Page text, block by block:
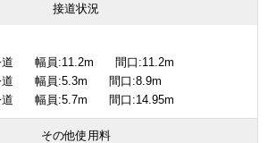
接道状況
幅員:11.2m 間口:11.2m
道 幅員:5.3m 間口:8.9m
幅員:5.7m 間口:14.95m
その他使用料